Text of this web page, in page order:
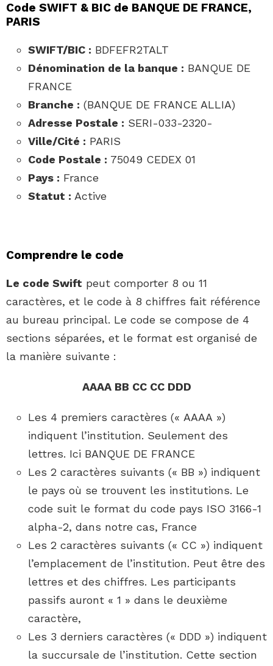
Code SWIFT & BIC de BANQUE DE FRANCE,
PARIS
SWIFT/BIC : BDFEFR2TALT
Dénomination de la banque : BANQUE DE
FRANCE
Branche : (BANQUE DE FRANCE ALLIA)
Adresse Postale : SERI-033-2320-
Ville/Cité : PARIS
Code Postale : 75049 CEDEX 01
Pays : France
Statut : Active
Comprendre le code
Le code Swift peut comporter 8 ou 11
caractères, et le code à 8 chiffres fait référence
au bureau principal. Le code se compose de 4
sections séparées, et le format est organisé de
la manière suivante :
AAAA BB CC CC DDD
Les 4 premiers caractères (« AAAA »)
indiquent l’institution. Seulement des
lettres. Ici BANQUE DE FRANCE
Les 2 caractères suivants (« BB ») indiquent
le pays où se trouvent les institutions. Le
code suit le format du code pays ISO 3166-1
alpha-2, dans notre cas, France
Les 2 caractères suivants (« CC ») indiquent
l’emplacement de l’institution. Peut être des
lettres et des chiffres. Les participants
passifs auront « 1 » dans le deuxième
caractère,
Les 3 derniers caractères (« DDD ») indiquent
la succursale de l’institution. Cette section